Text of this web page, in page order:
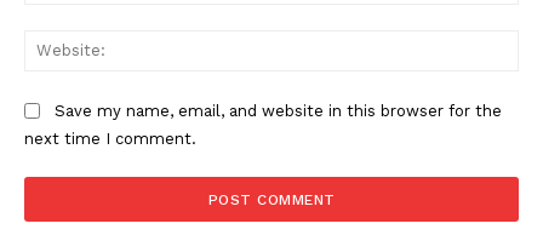
Save my name, email, and website in this browser for the
next time I comment.